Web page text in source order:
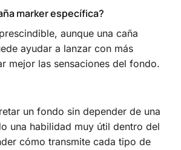
marker específica?
aunque una caña
ayudar a lanzar con más
mejor las sensaciones del fondo.
un fondo sin depender de una
una habilidad muy útil dentro del
cómo transmite cada tipo de